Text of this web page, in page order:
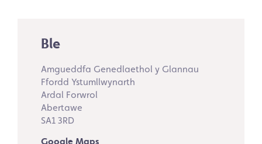
Ble
Amgueddfa Genedlaethol y Glannau
Ffordd Ystumllwynarth
Ardal Forwrol
Abertawe
SA1 3RD
Google Maps